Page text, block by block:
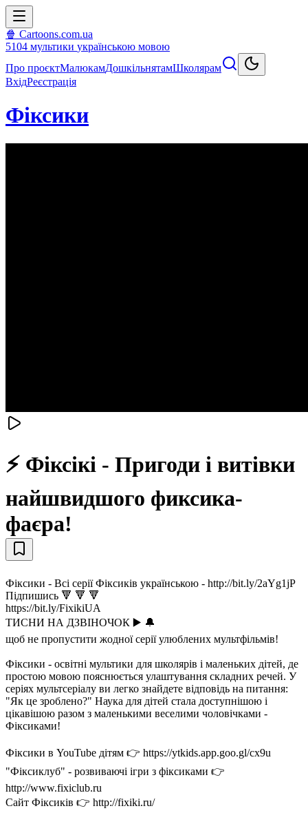
🍿 Cartoons.com.ua
5104 мультики українською мовою
Про проєктМалюкамДошкільнятамШколярам
ВхідРеєстрація
Фіксики
⚡ Фіксікі - Пригоди і витівки
найшвидшого фиксика-
фаєра!
Фіксики - Всі серії Фіксиків українською - http://bit.ly/2aYg1jP
Підпишись 🔻 🔻 🔻
https://bit.ly/FixikiUA
ТИСНИ НА ДЗВІНОЧОК ▶️ 🔔
щоб не пропустити жодної серії улюблених мультфільмів!
Фіксики - освітні мультики для школярів і маленьких дітей, де
простою мовою пояснюється улаштування складних речей. У
серіях мультсеріалу ви легко знайдете відповідь на питання:
"Як це зроблено?" Наука для дітей стала доступнішою і
цікавішою разом з маленькими веселими чоловічками -
Фіксиками!
Фіксики в YouTube дітям 👉 https://ytkids.app.goo.gl/cx9u
"Фіксиклуб" - розвиваючі ігри з фіксиками 👉
http://www.fixiclub.ru
Сайт Фіксиків 👉 http://fixiki.ru/